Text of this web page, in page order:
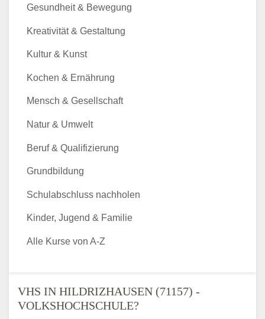
VHS IN HILDRIZHAUSEN (71157) -
VOLKSHOCHSCHULE?
Gesundheit & Bewegung
Kreativität & Gestaltung
Kultur & Kunst
Kochen & Ernährung
Mensch & Gesellschaft
Natur & Umwelt
Beruf & Qualifizierung
Grundbildung
Schulabschluss nachholen
Kinder, Jugend & Familie
Alle Kurse von A-Z